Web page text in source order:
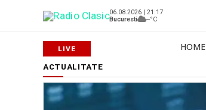
06.08.2026 | 21:17
Bucuresti
--°C
HOME
ACTUALITATE